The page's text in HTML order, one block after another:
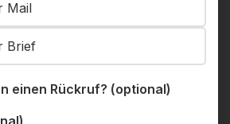
Mail
Brief
einen Rückruf? (optional)